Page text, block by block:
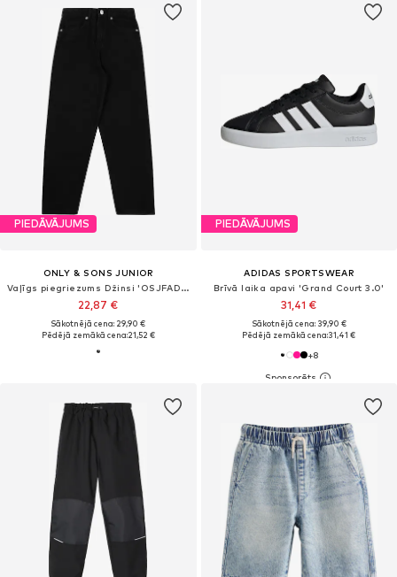
PIEDĀVĀJUMS
ONLY & SONS JUNIOR
Vaļīgs piegriezums Džinsi 'OSJFADE'
22,87 €
Sākotnējā cena: 29,90 €
Pēdējā zemākā cena:21,52 €
PIEDĀVĀJUMS
ADIDAS SPORTSWEAR
Brīvā laika apavi 'Grand Court 3.0'
31,41 €
Sākotnējā cena: 39,90 €
Pēdējā zemākā cena:31,41 €
+8